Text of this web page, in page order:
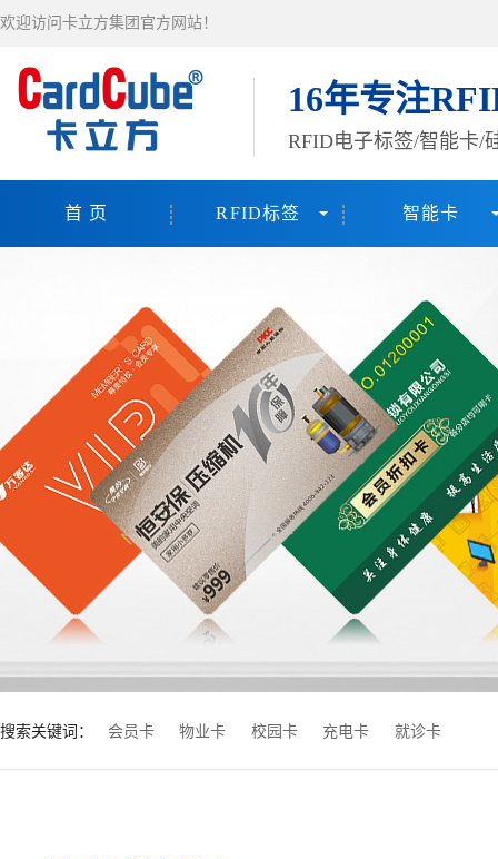
欢迎访问卡立方集团官方网站！
16年专注
RFID电子标签/智能卡/
首 页 RFID标签 智能卡
搜索关键词： 会员卡 物业卡 校园卡 充电卡 就诊卡